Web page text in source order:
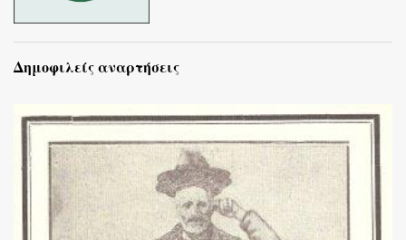
Δημοφιλείς αναρτήσεις